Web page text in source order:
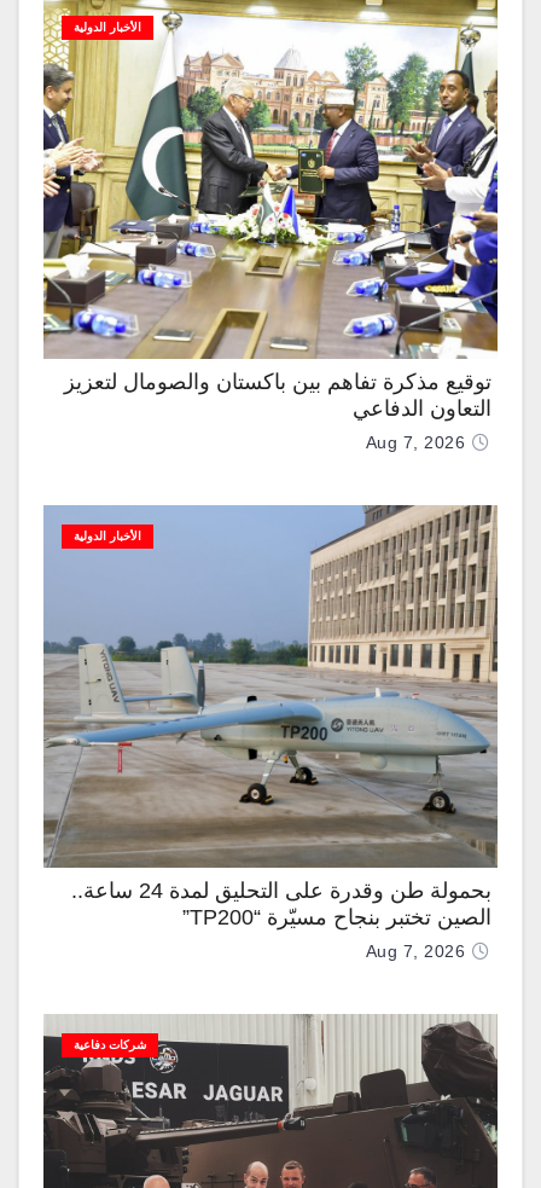
الأخبار الدولية
توقيع مذكرة تفاهم بين باكستان والصومال لتعزيز
التعاون الدفاعي
Aug 7, 2026
الأخبار الدولية
بحمولة طن وقدرة على التحليق لمدة 24 ساعة..
الصين تختبر بنجاح مسيّرة “TP200”
Aug 7, 2026
شركات دفاعية